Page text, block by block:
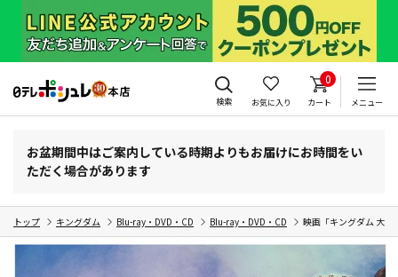
検索 お気に入り
0
カート メニュー
お盆期間中はご案内している時期よりもお届けにお時間をい
ただく場合があります
トップ キングダム Blu-ray・DVD・CD Blu-ray・DVD・CD 映画「キングダム 大